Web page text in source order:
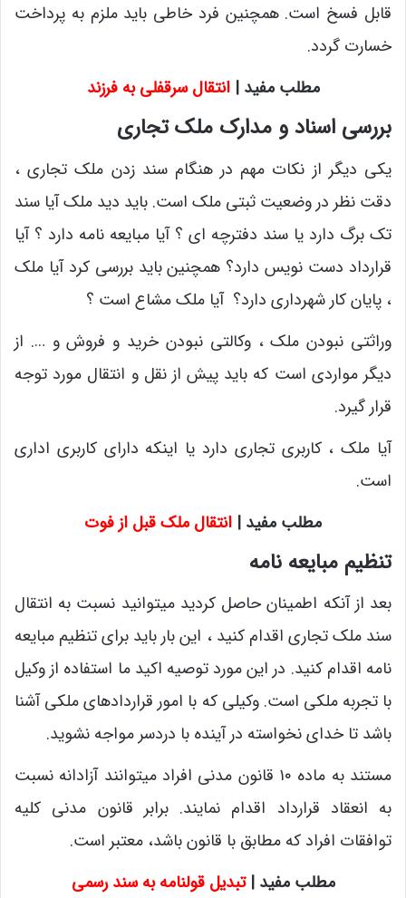
قابل فسخ است. همچنین فرد خاطی باید ملزم به پرداخت
خسارت گردد.
مطلب مفید |انتقال سرقفلی به فرزند
بررسی اسناد و مدارک ملک تجاری
یکی دیگر از نکات مهم در هنگام سند زدن ملک تجاری ،
دقت نظر در وضعیت ثبتی ملک است. باید دید ملک آیا سند
تک برگ دارد یا سند دفترچه ای ؟ آیا مبایعه نامه دارد ؟ آیا
قرارداد دست نویس دارد؟ همچنین باید بررسی کرد آیا ملک
، پایان کار شهرداری دارد؟ آیا ملک مشاع است ؟
وراثتی نبودن ملک ، وکالتی نبودن خرید و فروش و …. از
دیگر مواردی است که باید پیش از نقل و انتقال مورد توجه
قرار گیرد.
آیا ملک ، کاربری تجاری دارد یا اینکه دارای کاربری اداری
است.
مطلب مفید | انتقال ملک قبل از فوت
تنظیم مبایعه نامه
بعد از آنکه اطمینان حاصل کردید میتوانید نسبت به انتقال
سند ملک تجاری اقدام کنید ، این بار باید برای تنظیم مبایعه
نامه اقدام کنید. در این مورد توصیه اکید ما استفاده از وکیل
با تجربه ملکی است. وکیلی که با امور قراردادهای ملکی آشنا
باشد تا خدای نخواسته در آینده با دردسر مواجه نشوید.
مستند به ماده ۱۰ قانون مدنی افراد میتوانند آزادانه نسبت
به انعقاد قرارداد اقدام نمایند. برابر قانون مدنی کلیه
توافقات افراد که مطابق با قانون باشد، معتبر است.
مطلب مفید |تبدیل قولنامه به سند رسمی